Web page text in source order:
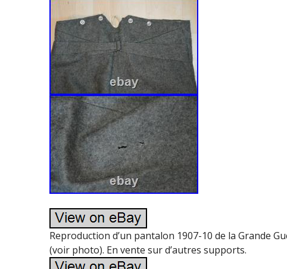
Reproduction d’un pantalon 1907-10 de la Grande
(voir photo). En vente sur d’autres supports.